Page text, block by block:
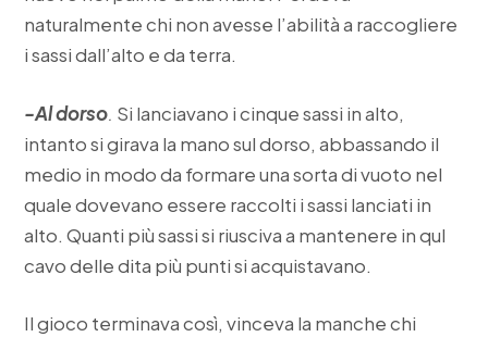
naturalmente chi non avesse l’abilità a raccogliere
i sassi dall’alto e da terra.
-Al dorso. Si lanciavano i cinque sassi in alto,
intanto si girava la mano sul dorso, abbassando il
medio in modo da formare una sorta di vuoto nel
quale dovevano essere raccolti i sassi lanciati in
alto. Quanti più sassi si riusciva a mantenere in qul
cavo delle dita più punti si acquistavano.
Il gioco terminava così, vinceva la manche chi